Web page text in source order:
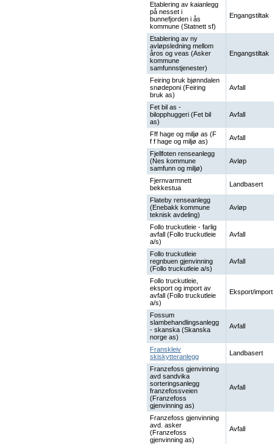
Etablering av kaianlegg
på nesset i
bunnefjorden i ås
kommune (Statnett sf)
Engangstiltak
Etablering av ny
avløpsledning mellom
åros og veas (Asker
kommune
samfunnstjenester)
Engangstiltak
Feiring bruk bjønndalen
snødeponi (Feiring
bruk as)
Avfall
Fet bil as -
bilopphuggeri (Fet bil
as)
Avfall
Fff hage og miljø as (F
f f hage og miljø as)
Avfall
Fjellfoten renseanlegg
(Nes kommune
samfunn og miljø)
Avløp
Fjernvarmnett
bekkestua
Landbasert
Flateby renseanlegg
(Enebakk kommune
teknisk avdeling)
Avløp
Follo truckutleie - farlig
avfall (Follo truckutleie
a/s)
Avfall
Follo truckutleie
regnbuen gjenvinning
(Follo truckutleie a/s)
Avfall
Follo truckutleie,
eksport og import av
avfall (Follo truckutleie
a/s)
Eksport/import
Fossum
slambehandlingsanlegg
- skanska (Skanska
norge as)
Avfall
Franskleiv
skiskytteranlegg
Landbasert
Franzefoss gjenvinning
avd sandvika
sorteringsanlegg
franzefossveien
(Franzefoss
gjenvinning as)
Avfall
Franzefoss gjenvinning
avd. asker
(Franzefoss
gjenvinning as)
Avfall